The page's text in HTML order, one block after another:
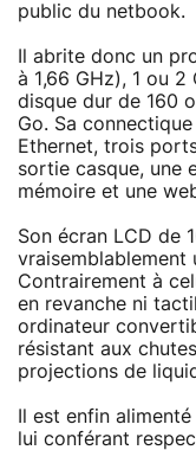
public du netbook.
Il abrite donc un
à 1,66 GHz), 1 ou
disque dur de 160
Go. Sa
Ethernet, trois
sortie casque, une
mémoire et une
Son écran LCD de
vraisemblablement
Contrairement à
en revanche ni
ordinateur
résistant aux
projections de
Il est enfin
lui conférant